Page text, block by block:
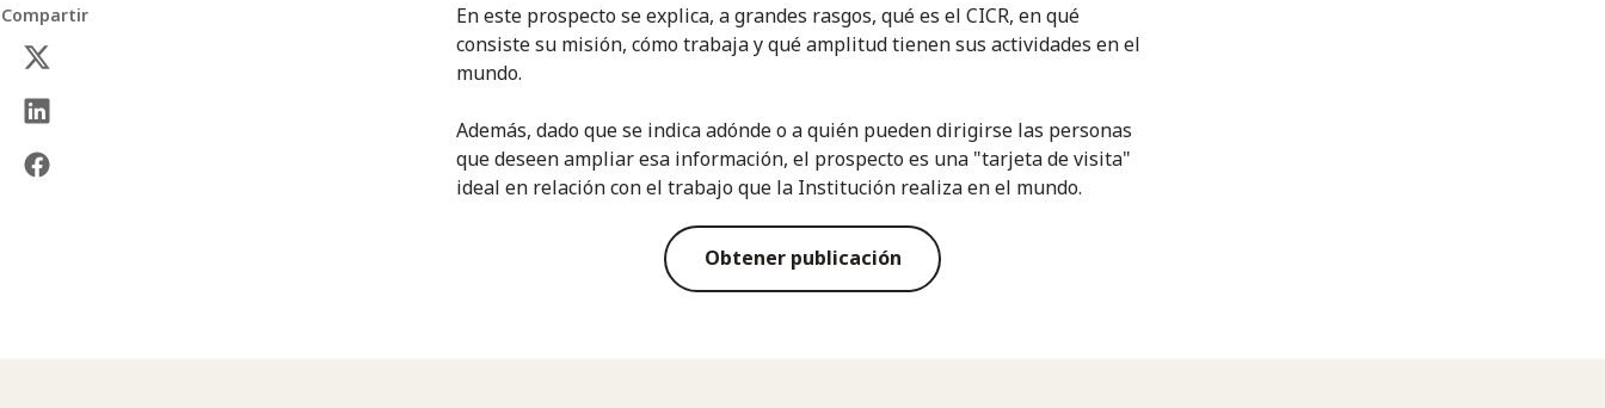
Compartir
En este prospecto se explica, a grandes rasgos, qué es el CICR, en qué
consiste su misión, cómo trabaja y qué amplitud tienen sus actividades en el
mundo.
Además, dado que se indica adónde o a quién pueden dirigirse las personas
que deseen ampliar esa información, el prospecto es una "tarjeta de visita"
ideal en relación con el trabajo que la Institución realiza en el mundo.
Obtener publicación